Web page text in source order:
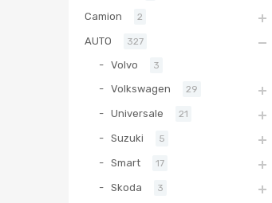
Camion 2
AUTO 327
Volvo 3
Volkswagen 29
Universale 21
Suzuki 5
Smart 17
Skoda 3